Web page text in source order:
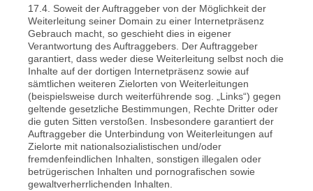
17.4. Soweit der Auftraggeber von der Möglichkeit der
Weiterleitung seiner Domain zu einer Internetpräsenz
Gebrauch macht, so geschieht dies in eigener
Verantwortung des Auftraggebers. Der Auftraggeber
garantiert, dass weder diese Weiterleitung selbst noch die
Inhalte auf der dortigen Internetpräsenz sowie auf
sämtlichen weiteren Zielorten von Weiterleitungen
(beispielsweise durch weiterführende sog. „Links“) gegen
geltende gesetzliche Bestimmungen, Rechte Dritter oder
die guten Sitten verstoßen. Insbesondere garantiert der
Auftraggeber die Unterbindung von Weiterleitungen auf
Zielorte mit nationalsozialistischen und/oder
fremdenfeindlichen Inhalten, sonstigen illegalen oder
betrügerischen Inhalten und pornografischen sowie
gewaltverherrlichenden Inhalten.